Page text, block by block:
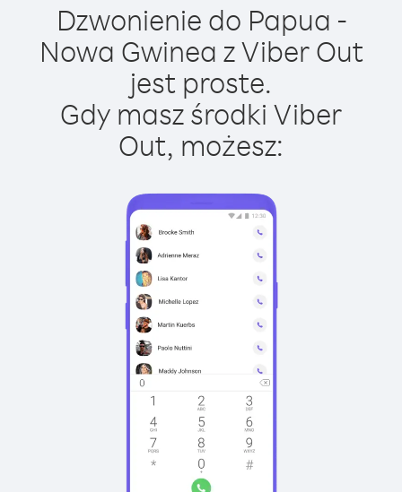
Dzwonienie do Papua -
Nowa Gwinea z Viber Out
jest proste.
Gdy masz środki Viber
Out, możesz: